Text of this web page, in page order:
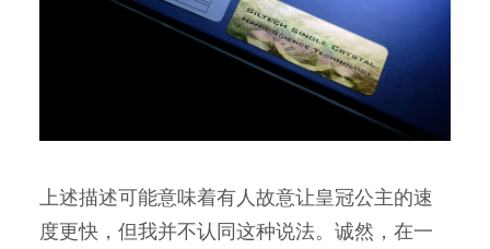
上述描述可能意味着有人故意让皇冠公主的速
度更快，但我并不认同这种说法。诚然，在一